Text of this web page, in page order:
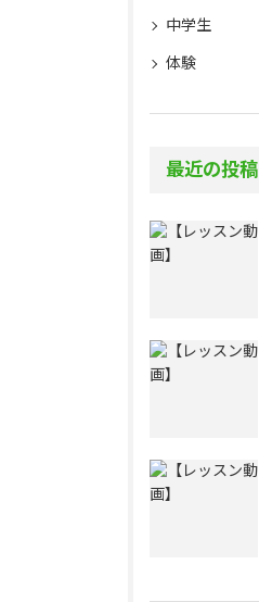
中学生
体験
最近の投稿